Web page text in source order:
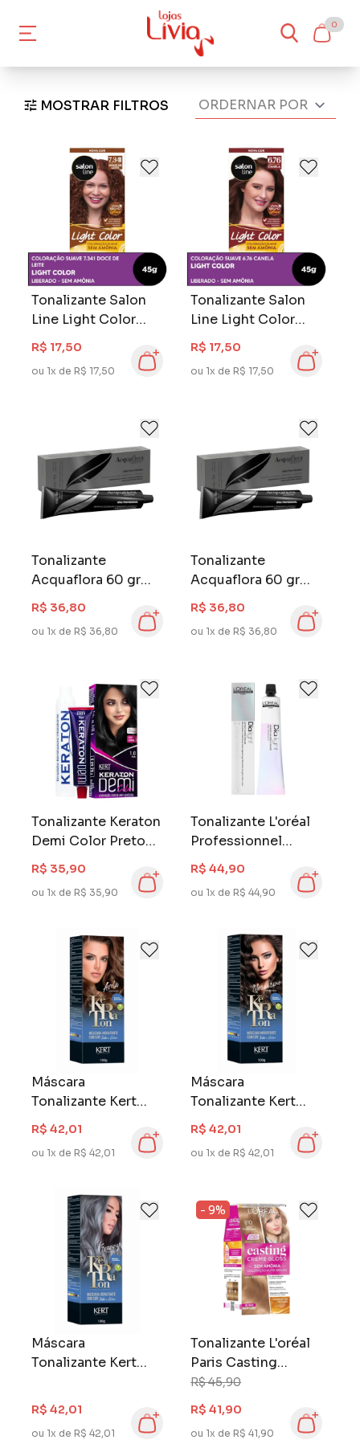
0
MOSTRAR FILTROS
Tonalizante Salon
Line Light Color
Doce De Leite 7.341
R$ 17,50
ou 1x de R$ 17,50
Tonalizante Salon
Line Light Color
Canela 6.76
R$ 17,50
ou 1x de R$ 17,50
Tonalizante
Acquaflora 60 gr
Louro Escuro
Marrom 6.7
R$ 36,80
ou 1x de R$ 36,80
Tonalizante
Acquaflora 60 gr
Louro Claro 8.0
R$ 36,80
ou 1x de R$ 36,80
Tonalizante Keraton
Demi Color Preto
1.0
R$ 35,90
ou 1x de R$ 35,90
Tonalizante L'oréal
Professionnel
Dialight 50 gr Louro
Escuro 6
R$ 44,90
ou 1x de R$ 44,90
Máscara
Tonalizante Kert
Keraton Banho de
Brilho 100 gr Avelã
R$ 42,01
ou 1x de R$ 42,01
Máscara
Tonalizante Kert
Keraton Banho de
Brilho 100 gr
Mocaccino
R$ 42,01
ou 1x de R$ 42,01
Máscara
Tonalizante Kert
Brilho 100 gr
Granny
R$ 42,01
ou 1x de R$ 42,01
Tonalizante L'oréal
Paris Casting
Creme Gloss Louro
Perolado 810
R$ 45,90
R$ 41,90
ou 1x de R$ 41,90
- 9%